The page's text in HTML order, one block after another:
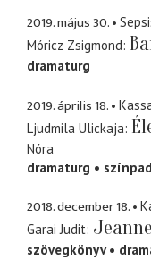
2019. május 30.
Móricz Zsigmond
dramaturg
2019. április 18.
Ljudmila Ulickaja
Nóra
dramaturg
2018. december 18.
Garai Judit
szövegkönyv